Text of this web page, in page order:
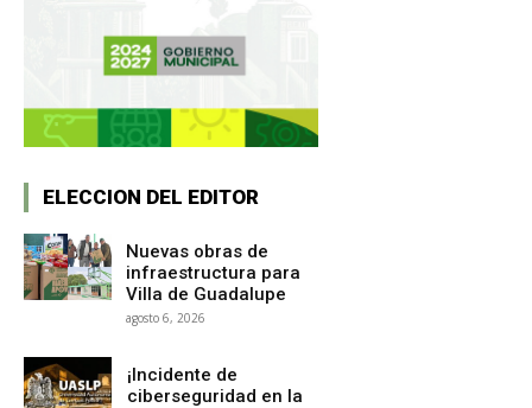
ELECCION DEL EDITOR
Nuevas obras de
infraestructura para
Villa de Guadalupe
agosto 6, 2026
¡Incidente de
ciberseguridad en la